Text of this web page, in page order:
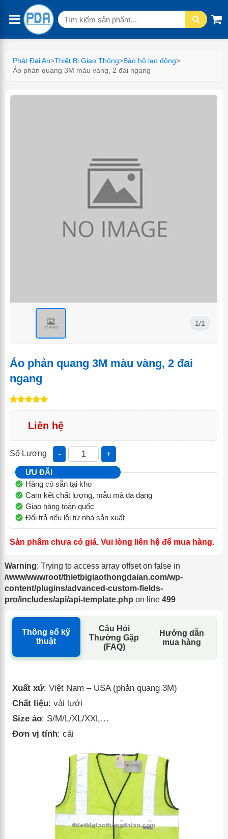
Tìm
Phát Đại An>Thiết Bị Giao Thông>Bảo hộ lao động>
Áo phản quang 3M màu vàng, 2 đai ngang
<
1/1
Áo phản quang 3M màu vàng, 2 đai
ngang
Liên hệ
Số Lượng - +
ƯU ĐÃI
Hàng có sẵn tại kho
Cam kết chất lượng, mẫu mã đa dạng
Giao hàng toàn quốc
Đổi trả nếu lỗi từ nhà sản xuất
Sản phẩm chưa có giá. Vui lòng liên hệ để mua hàng.
Warning: Trying to access array offset on false in
/www/wwwroot/thietbigiaothongdaian.com/wp-
content/plugins/advanced-custom-fields-
pro/includes/api/api-template.php on line499
Thông số kỹ
thuật
Câu Hỏi
Thường Gặp
(FAQ)
Hướng dẫn
mua hàng
Xuất xứ: Việt Nam – USA (phản quang 3M)
Chất liệu: vải lưới
Size áo: S/M/L/XL/XXL…
Đơn vị tính: cái